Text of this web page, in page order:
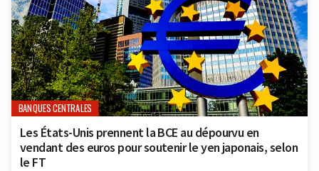
BANQUES CENTRALES
Les États-Unis prennent la BCE au dépourvu en
vendant des euros pour soutenir le yen japonais, selon
le FT